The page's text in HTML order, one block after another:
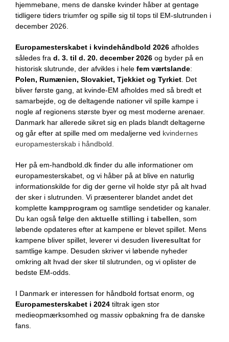
hjemmebane, mens de danske kvinder håber at gentage
tidligere tiders triumfer og spille sig til tops til EM-slutrunden i
december 2026.
Europamesterskabet i kvindehåndbold 2026afholdes
således fra d. 3. til d. 20. december 2026og byder på en
historisk slutrunde, der afvikles i hele fem værtslande:
Polen, Rumænien, Slovakiet, Tjekkiet og Tyrkiet. Det
bliver første gang, at kvinde-EM afholdes med så bredt et
samarbejde, og de deltagende nationer vil spille kampe i
nogle af regionens største byer og mest moderne arenaer.
Danmark har allerede sikret sig en plads blandt deltagerne
og går efter at spille med om medaljerne ved kvindernes
europamesterskab i håndbold.
Her på em-handbold.dk finder du alle informationer om
europamesterskabet, og vi håber på at blive en naturlig
informationskilde for dig der gerne vil holde styr på alt hvad
der sker i slutrunden. Vi præsenterer blandet andet det
komplette kampprogram og samtlige sendetider og kanaler.
Du kan også følge den aktuelle stilling i tabellen , som
løbende opdateres efter at kampene er blevet spillet. Mens
kampene bliver spillet, leverer vi desuden liveresultatfor
samtlige kampe. Desuden skriver vi løbende nyheder
omkring alt hvad der sker til slutrunden, og vi oplister de
bedste EM-odds.
I Danmark er interessen for håndbold fortsat enorm, og
Europamesterskabet i 2024tiltrak igen stor
medieopmærksomhed og massiv opbakning fra de danske
fans.